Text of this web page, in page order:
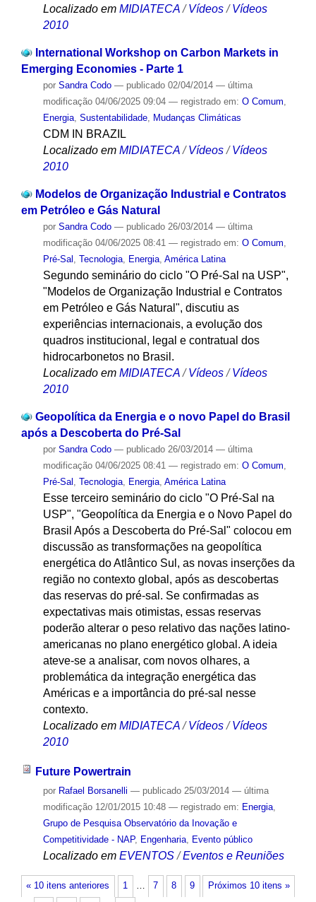
Localizado em MIDIATECA / Vídeos / Vídeos
2010
International Workshop on Carbon Markets in
Emerging Economies - Parte 1
por Sandra Codo — publicado02/04/2014 — última
modificação04/06/2025 09:04 — registrado em: O Comum,
Energia, Sustentabilidade, Mudanças Climáticas
CDM IN BRAZIL
Localizado em MIDIATECA /Vídeos /Vídeos
2010
Modelos de Organização Industrial e Contratos
em Petróleo e Gás Natural
por Sandra Codo — publicado26/03/2014 — última
modificação04/06/2025 08:41 — registrado em: O Comum
Pré-Sal
Tecnologia, Energia, América Latina
Segundo seminário do ciclo "O Pré-Sal na USP",
"Modelos de Organização Industrial e Contratos
em Petróleo e Gás Natural", discutiu as
experiências internacionais, a evolução dos
quadros institucional, legal e contratual dos
hidrocarbonetos no Brasil.
Localizado em MIDIATECA /Vídeos /Vídeos
2010
Geopolítica da Energia e o novo Papel do Brasil
após a Descoberta do Pré-Sal
por Sandra Codo — publicado26/03/2014 — última
modificação04/06/2025 08:41 — registrado em: O Comum
Pré-Sal Tecnologia, Energia, América Latina
Esse terceiro seminário do ciclo "O Pré-Sal na
USP", "Geopolítica da Energia e o Novo Papel do
Brasil Após a Descoberta do Pré-Sal" colocou em
discussão as transformações na geopolítica
energética do Atlântico Sul, as novas inserções da
região no contexto global, após as descobertas
das reservas do pré-sal. Se confirmadas as
expectativas mais otimistas, essas reservas
poderão alterar o peso relativo das nações latino-
americanas no plano energético global. A ideia
ateve-se a analisar, com novos olhares, a
problemática da integração energética das
Américas e a importância do pré-sal nesse
contexto.
Localizado em MIDIATECA /Vídeos /Vídeos
2010
Future Powertrain
por Rafael Borsanelli — publicado25/03/2014 — última
modificação12/01/2015 10:48 — registrado em: Energia,
Grupo de Pesquisa Observatório da Inovação e
Competitividade - NAP, Engenharia, Evento público
Localizado em EVENTOS /Eventos e Reuniões
« 10 itens anteriores Próximos 10 itens »
1 … 7 8 9